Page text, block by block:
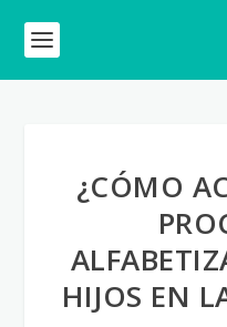
¿CÓMO
HIJOS EN